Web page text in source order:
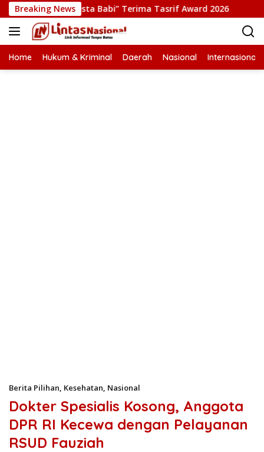
Langsung
ke
konten
Breaking News
Film “Pesta Babi” Terima Tasrif Award 2026
Home Hukum & Kriminal Daerah Nasional Internasional
Berita Pilihan, Kesehatan, Nasional
Dokter Spesialis Kosong, Anggota
DPR RI Kecewa dengan Pelayanan
RSUD Fauziah